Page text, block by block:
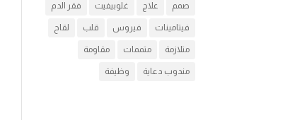
صمم علاج غلوبيفيت فقر الدم
فيتامينات فيروس قلب لقاح
متلازمة متممات مقاومة
مندوب دعاية وظيفة